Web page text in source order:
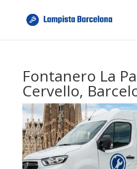
Fontanero La
Cervello,